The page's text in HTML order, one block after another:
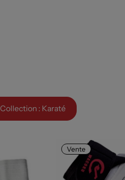
Collection : Karaté
Vente